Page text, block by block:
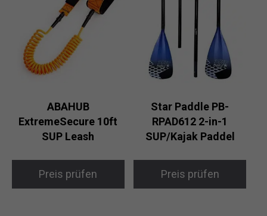
ABAHUB
ExtremeSecure 10ft
SUP Leash
Preis prüfen
Star Paddle PB-
RPAD612 2-in-1
SUP/Kajak Paddel
Preis prüfen